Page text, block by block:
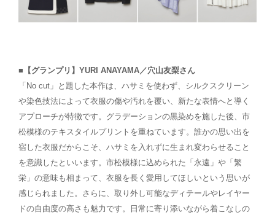
■【グランプリ】YURI ANAYAMA／穴山友梨さん
「No cut」と題した本作は、ハサミを使わず、シルクスクリーン
や染色技法によって衣服の傷や汚れを覆い、新たな表情へと導く
アプローチが特徴です。グラデーションの黒染めを施した後、市
松模様のテキスタイルプリントを重ねています。誰かの思い出を
宿した衣服だからこそ、ハサミを入れずに生まれ変わらせること
を意識したといいます。市松模様に込められた「永遠」や「繁
栄」の意味も相まって、衣服を長く愛用してほしいという思いが
感じられました。さらに、取り外し可能なディテールやレイヤー
ドの自由度の高さも魅力です。日常に寄り添いながら着こなしの